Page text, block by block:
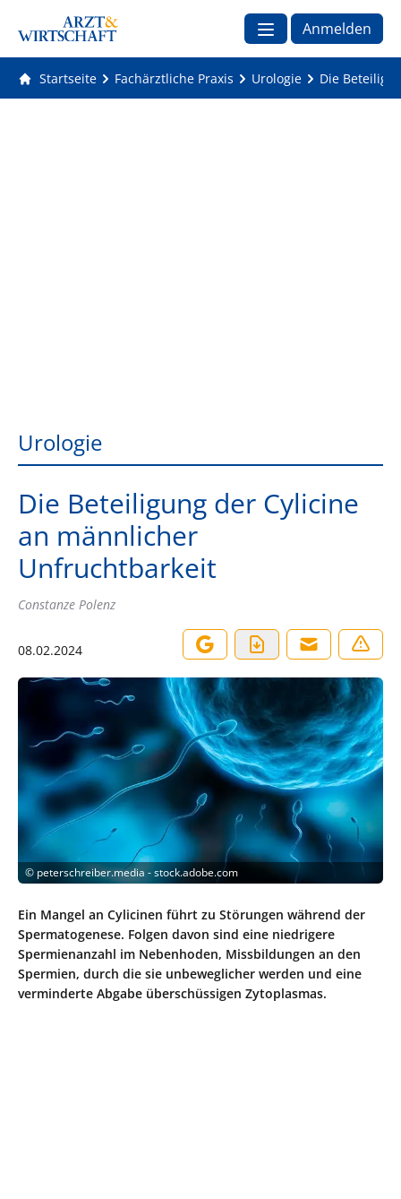
Anmelden
Startseite Fachärztliche Praxis Urologie Die
Urologie
Die Beteiligung der Cylicine
an männlicher
Unfruchtbarkeit
Constanze Polenz
08.02.2024
© peterschreiber.media - stock.adobe.com
Ein Mangel an Cylicinen führt zu Störungen während der
Spermatogenese. Folgen davon sind eine niedrigere
Spermienanzahl im Nebenhoden, Missbildungen an den
Spermien, durch die sie unbeweglicher werden und eine
verminderte Abgabe überschüssigen Zytoplasmas.